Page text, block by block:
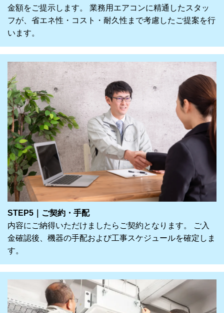
金額をご提示します。 業務用エアコンに精通したスタッ
フが、省エネ性・コスト・耐久性まで考慮したご提案を行
います。
STEP5｜ご契約・手配
内容にご納得いただけましたらご契約となります。 ご入
金確認後、機器の手配および工事スケジュールを確定しま
す。